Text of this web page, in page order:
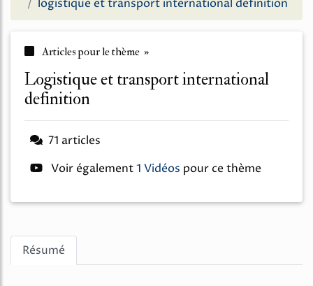
logistique et transport international definition
Articles pour le thème »
logistique et transport international
definition
71 articles
Voir également1 Vidéos pour ce thème
Résumé